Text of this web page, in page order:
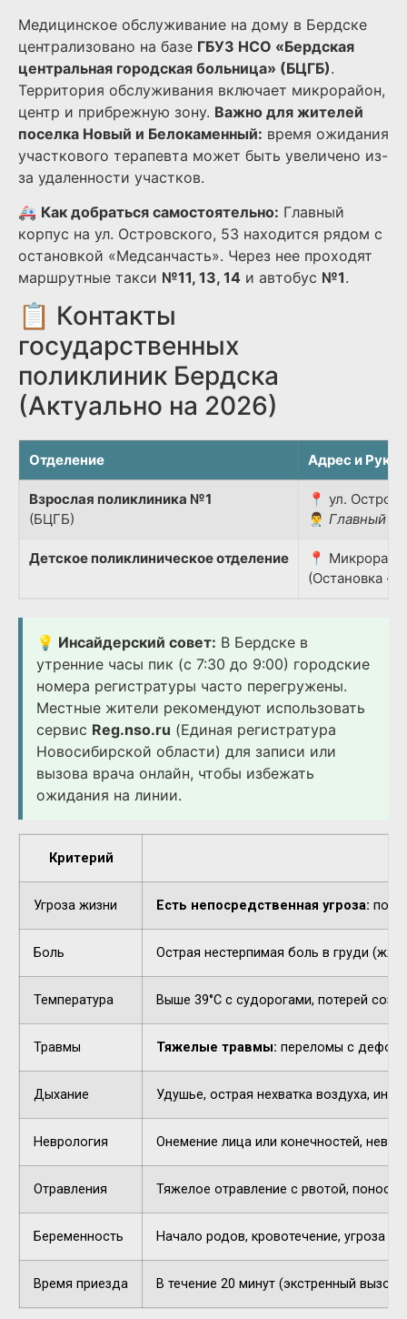
Медицинское обслуживание на дому в Бердске
централизовано на базе ГБУЗ НСО «Бердская
центральная городская больница» (БЦГБ).
Территория обслуживания включает микрорайон,
центр и прибрежную зону. Важно для жителей
поселка Новый и Белокаменный: время ожидания
участкового терапевта может быть увеличено из-
за удаленности участков.
🚑 Как добраться самостоятельно: Главный
корпус на ул. Островского, 53 находится рядом с
остановкой «Медсанчасть». Через нее проходят
маршрутные такси №11, 13, 14 и автобус №1.
📋 Контакты
государственных
поликлиник Бердска
(Актуально на 2026)
Отделение Адрес и
Взрослая поликлиника №1
(БЦГБ)
📍 ул.
👨‍⚕️ Главный
Детское поликлиническое отделение
📍
(Остановка
💡 Инсайдерский совет: В Бердске в
утренние часы пик (с 7:30 до 9:00) городские
номера регистратуры часто перегружены.
Местные жители рекомендуют использовать
сервис Reg.nso.ru (Единая регистратура
Новосибирской области) для записи или
вызова врача онлайн, чтобы избежать
ожидания на линии.
Критерий
Угроза жизни Есть непосредственная угроза:
Боль Острая нестерпимая боль в груди
Температура Выше 39°C с судорогами, потерей
Травмы Тяжелые травмы: переломы с
Дыхание Удушье, острая нехватка воздуха,
Неврология Онемение лица или конечностей,
Отравления Тяжелое отравление с рвотой,
Беременность Начало родов, кровотечение, угроза
Время приезда В течение 20 минут (экстренный вызов).